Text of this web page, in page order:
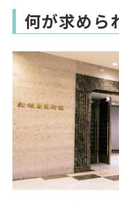
何が求めら